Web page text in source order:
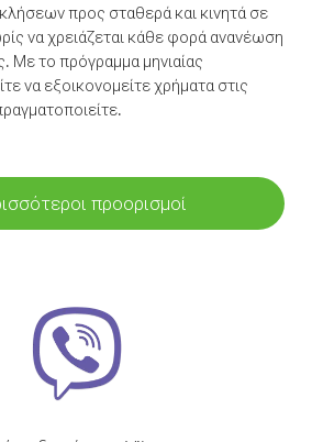
προς σταθερά και κινητά σε
να χρειάζεται κάθε φορά ανανέωση
Με το πρόγραμμα μηνιαίας
να εξοικονομείτε χρήματα στις
προορισμοί